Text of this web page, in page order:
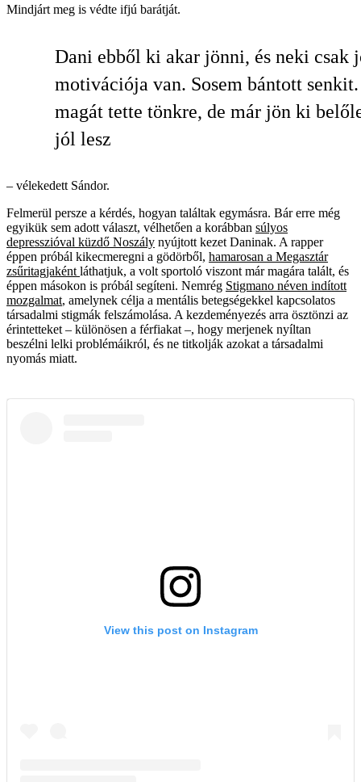
Mindjárt meg is védte ifjú barátját.
Dani ebből ki akar jönni, és neki csak
motivációja van. Sosem bántott
magát tette tönkre, de már jön ki
jól lesz
– vélekedett Sándor.
Felmerül persze a kérdés, hogyan találtak egymásra. Bár erre még
egyikük sem adott választ, vélhetően a korábban súlyos
depresszióval küzdő Noszály nyújtott kezet Daninak. A rapper
éppen próbál kikecmeregni a gödörből, hamarosan a Megasztár
zsűritagjaként láthatjuk, a volt sportoló viszont már magára talált, és
éppen másokon is próbál segíteni. Nemrég Stigmano néven indított
mozgalmat, amelynek célja a mentális betegségekkel kapcsolatos
társadalmi stigmák felszámolása. A kezdeményezés arra ösztönzi az
érintetteket – különösen a férfiakat –, hogy merjenek nyíltan
beszélni lelki problémáikról, és ne titkolják azokat a társadalmi
nyomás miatt.